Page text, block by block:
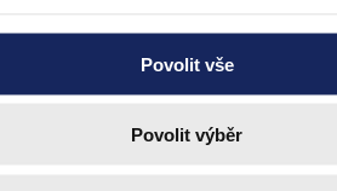
Povolit vše
Povolit výběr